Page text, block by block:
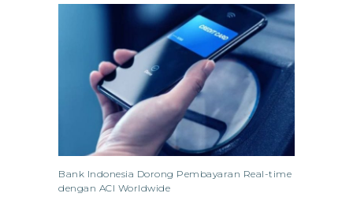
Bank Indonesia Dorong Pembayaran Real-time
dengan ACI Worldwide